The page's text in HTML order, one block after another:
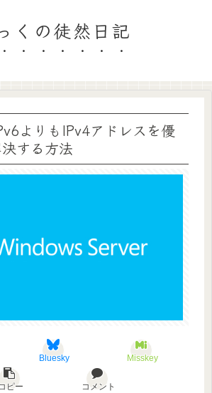
くの徒然日記
よりもIPv4アドレスを優
する方法
Bluesky Misskey
ピー コメント